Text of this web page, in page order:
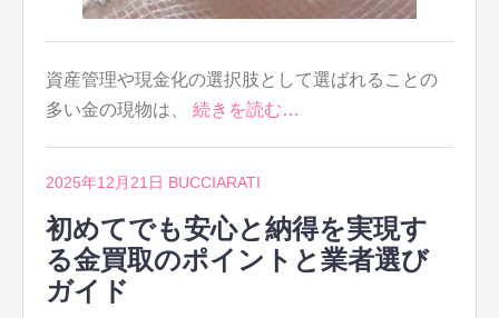
資産管理や現金化の選択肢として選ばれることの
多い金の現物は、 続きを読む…
2025年12月21日 BUCCIARATI
初めてでも安心と納得を実現す
る金買取のポイントと業者選び
ガイド